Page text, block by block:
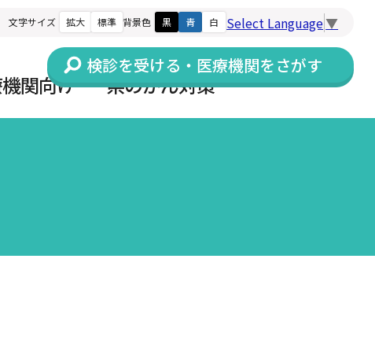
文字サイズ 拡大 標準 背景色 黒 青 白 Select Language▼
検診を受ける・医療機関をさがす
関向け 県のがん対策